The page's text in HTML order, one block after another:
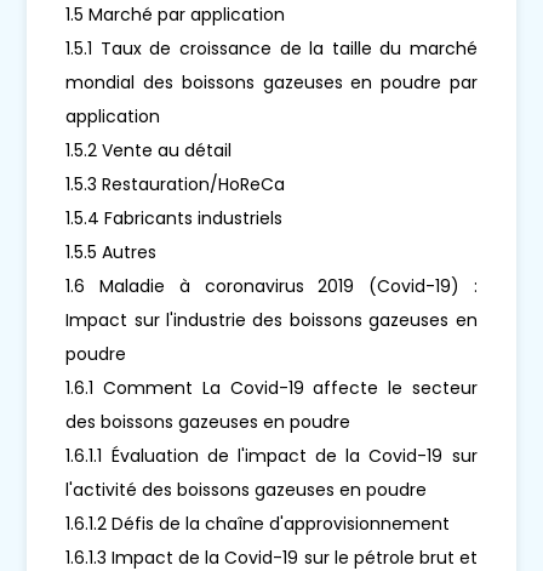
1.5 Marché par application
1.5.1 Taux de croissance de la taille du marché
mondial des boissons gazeuses en poudre par
application
1.5.2 Vente au détail
1.5.3 Restauration/HoReCa
1.5.4 Fabricants industriels
1.5.5 Autres
1.6 Maladie à coronavirus 2019 (Covid-19) :
Impact sur l'industrie des boissons gazeuses en
poudre
1.6.1 Comment La Covid-19 affecte le secteur
des boissons gazeuses en poudre
1.6.1.1 Évaluation de l'impact de la Covid-19 sur
l'activité des boissons gazeuses en poudre
1.6.1.2 Défis de la chaîne d'approvisionnement
1.6.1.3 Impact de la Covid-19 sur le pétrole brut et